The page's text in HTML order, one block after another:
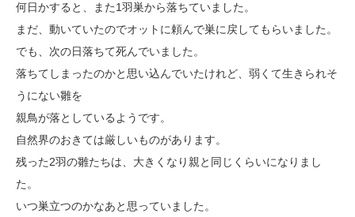
何日かすると、また1羽巣から落ちていました。
まだ、動いていたのでオットに頼んで巣に戻してもらいました。
でも、次の日落ちて死んでいました。
落ちてしまったのかと思い込んでいたけれど、弱くて生きられそ
うにない雛を
親鳥が落としているようです。
自然界のおきては厳しいものがあります。
残った2羽の雛たちは、大きくなり親と同じくらいになりまし
た。
いつ巣立つのかなあと思っていました。